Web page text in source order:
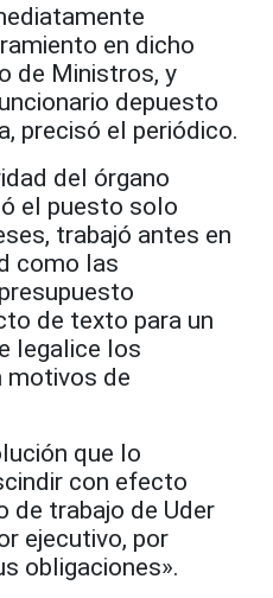
en dicho
de Ministros, y
depuesto
precisó el periódico.
del órgano
el puesto solo
trabajó antes en
como las
de texto para un
legalice los
motivos de
que lo
con efecto
de trabajo de Uder
ejecutivo, por
obligaciones».